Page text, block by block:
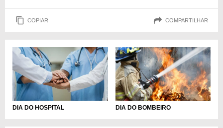
COPIAR COMPARTILHAR
DIA DO HOSPITAL DIA DO BOMBEIRO